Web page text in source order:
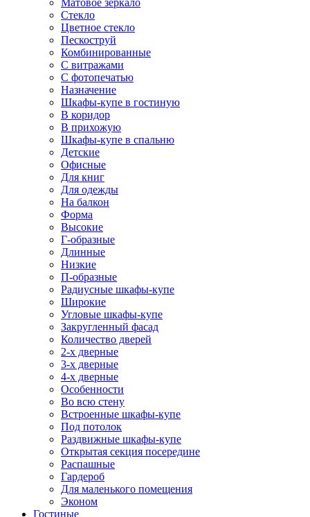
Матовое зеркало
Стекло
Цветное стекло
Пескоструй
Комбинированные
С витражами
С фотопечатью
Назначение
Шкафы-купе в гостиную
В коридор
В прихожую
Шкафы-купе в спальню
Детские
Офисные
Для книг
Для одежды
На балкон
Форма
Высокие
Г-образные
Длинные
Низкие
П-образные
Радиусные шкафы-купе
Широкие
Угловые шкафы-купе
Закругленный фасад
Количество дверей
2-х дверные
3-х дверные
4-х дверные
Особенности
Во всю стену
Встроенные шкафы-купе
Под потолок
Раздвижные шкафы-купе
Открытая секция посередине
Распашные
Гардероб
Для маленького помещения
Эконом
Гостиные